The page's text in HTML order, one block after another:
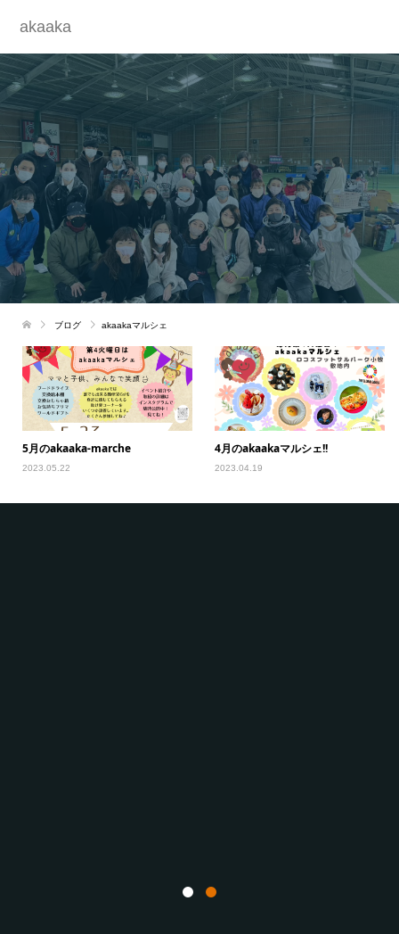
akaaka
ブログ akaakaマルシェ
5月のakaaka-marche
2023.05.22
4月のakaakaマルシェ!!
2023.04.19